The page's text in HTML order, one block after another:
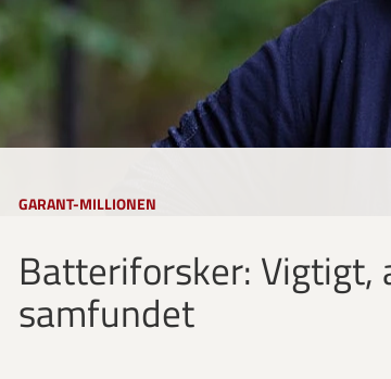
GARANT-MILLIONEN
Batteriforsker: Vigtigt,
samfundet